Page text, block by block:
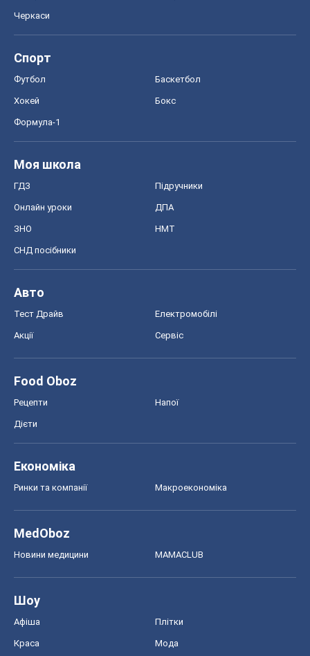
Черкаси
Спорт
Футбол Баскетбол
Хокей Бокс
Формула-1
Моя школа
ГДЗ Підручники
Онлайн уроки ДПА
ЗНО НМТ
СНД посібники
Авто
Тест Драйв Електромобілі
Акції Сервіс
Food Oboz
Рецепти Напої
Дієти
Економіка
Ринки та компанії Макроекономіка
MedOboz
Новини медицини MAMACLUB
Шоу
Афіша Плітки
Краса Мода